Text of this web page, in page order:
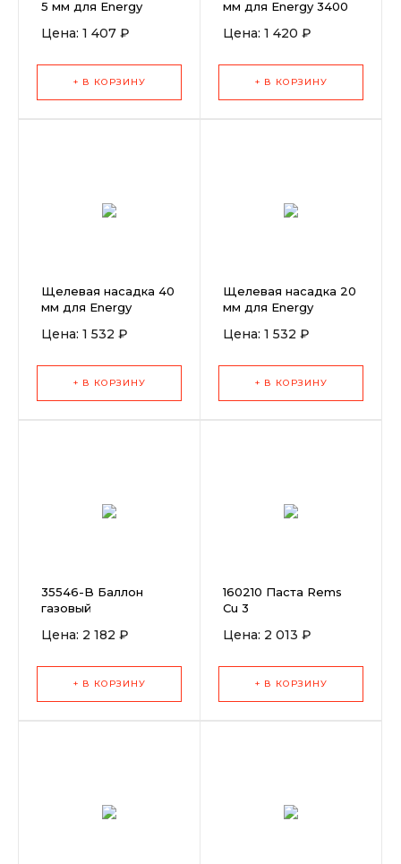
5 мм для Energy
Цена: 1 407 ₽
+ В КОРЗИНУ
мм для Energy 3400
Цена: 1 420 ₽
+ В КОРЗИНУ
Щелевая насадка 40
мм для Energy
Цена: 1 532 ₽
+ В КОРЗИНУ
Щелевая насадка 20
мм для Energy
Цена: 1 532 ₽
+ В КОРЗИНУ
35546-B Баллон
газовый
Propanegas
Цена: 2 182 ₽
+ В КОРЗИНУ
160210 Паста Rems
Cu 3
Цена: 2 013 ₽
+ В КОРЗИНУ